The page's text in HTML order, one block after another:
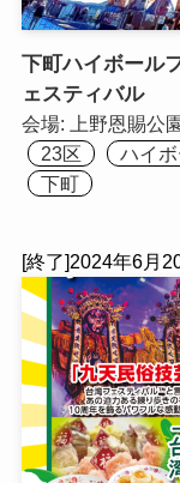
下町ハイボール
ェスティバル
会場:
上野恩賜公
23区
ハイ
下町
[終了]2024年6月